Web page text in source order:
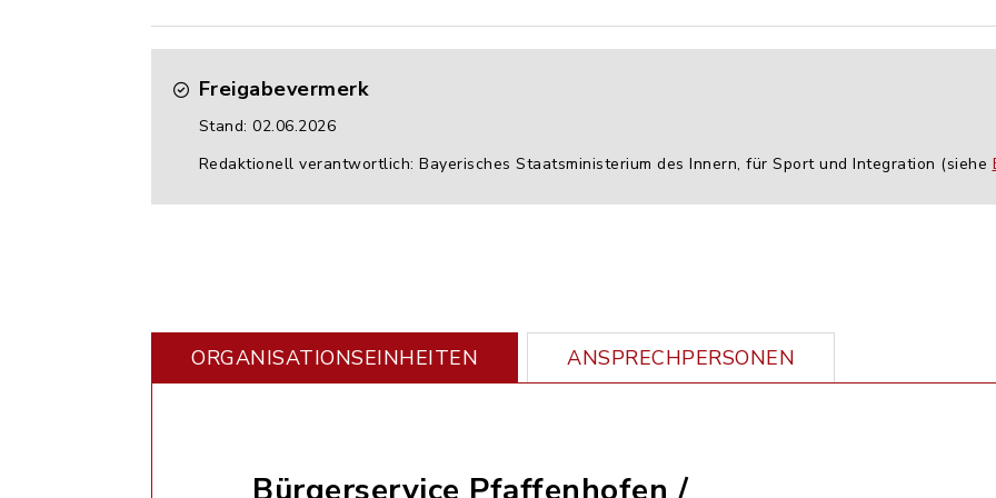
Freigabevermerk
Stand: 02.06.2026
Redaktionell verantwortlich: Bayerisches Staatsministerium des Innern, für Sport und Integration (siehe
ORGANISATIONS­EINHEITEN ANSPRECHPERSONEN